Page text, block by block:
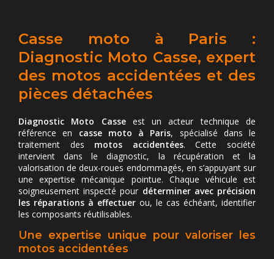
Casse moto à Paris :
Diagnostic Moto Casse, expert
des motos accidentées et des
pièces détachées
Diagnostic Moto Casseest un acteur technique de
référence en casse moto à Paris, spécialisé dans le
traitement des motos accidentées. Cette société
intervient dans le diagnostic, la récupération et la
valorisation de deux-roues endommagés, en s’appuyant sur
une expertise mécanique pointue. Chaque véhicule est
soigneusement inspecté pour déterminer avec précision
les réparations à effectuer ou, le cas échéant, identifier
les composants réutilisables.
Une expertise unique pour valoriser les
motos accidentées